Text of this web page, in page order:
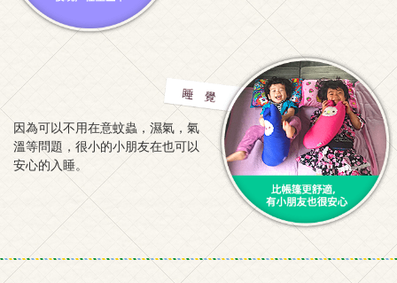
因為可以不用在意蚊蟲，濕氣，氣
溫等問題，很小的小朋友在也可以
安心的入睡。